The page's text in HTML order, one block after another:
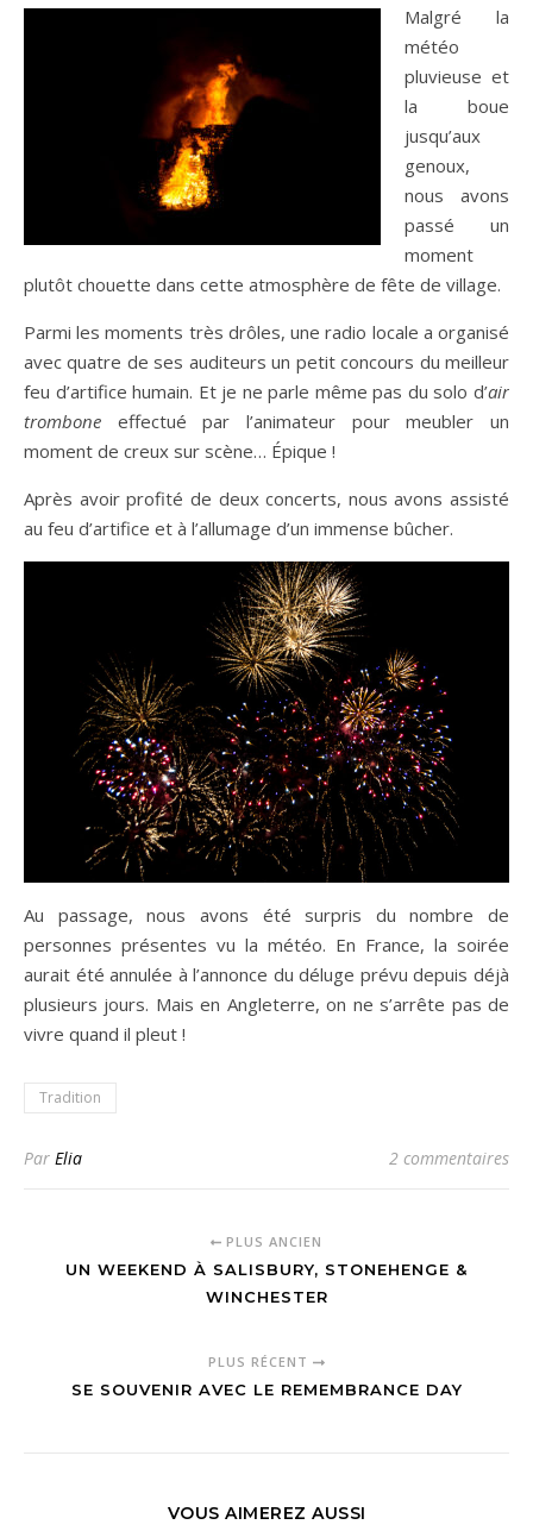
Malgré la
météo
pluvieuse et
la boue
jusqu’aux
genoux,
nous avons
passé un
moment
plutôt chouette dans cette atmosphère de fête de village.
Parmi les moments très drôles, une radio locale a organisé
avec quatre de ses auditeurs un petit concours du meilleur
feu d’artifice humain. Et je ne parle même pas du solo d’air
trombone effectué par l’animateur pour meubler un
moment de creux sur scène… Épique !
Après avoir profité de deux concerts, nous avons assisté
au feu d’artifice et à l’allumage d’un immense bûcher.
Au passage, nous avons été surpris du nombre de
personnes présentes vu la météo. En France, la soirée
aurait été annulée à l’annonce du déluge prévu depuis déjà
plusieurs jours. Mais en Angleterre, on ne s’arrête pas de
vivre quand il pleut !
Tradition
Par Elia 2 commentaires
PLUS ANCIEN
UN WEEKEND À SALISBURY, STONEHENGE &
WINCHESTER
PLUS RÉCENT
SE SOUVENIR AVEC LE REMEMBRANCE DAY
VOUS AIMEREZ AUSSI